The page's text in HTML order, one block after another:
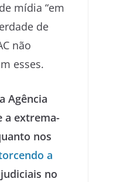
mídia “em
de
não
esses.
Agência
a extrema-
nos
a
no